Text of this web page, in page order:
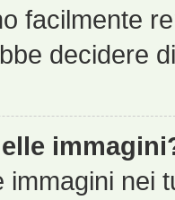
facilmente
decidere
immagini nei